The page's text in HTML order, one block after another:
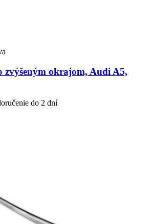
zvýšeným okrajom, Audi A5,
do 2 dní